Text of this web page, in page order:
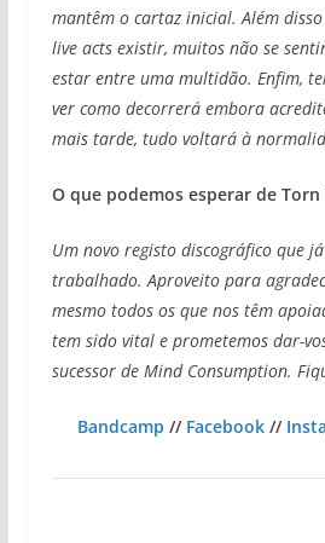
mantêm o cartaz inicial. Além
live acts existir, muitos não se
estar entre uma multidão. Enfim,
ver como decorrerá embora
mais tarde, tudo voltará à
O que podemos esperar de
Um novo registo discográfico que
trabalhado. Aproveito para
mesmo todos os que nos têm
tem sido vital e prometemos dar-
sucessor de Mind Consumption.
Bandcamp // Facebook//